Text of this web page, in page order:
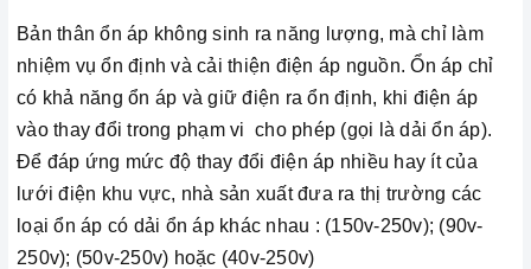
Bản thân ổn áp không sinh ra năng lượng, mà chỉ làm
nhiệm vụ ổn định và cải thiện điện áp nguồn. Ổn áp chỉ
có khả năng ổn áp và giữ điện ra ổn định, khi điện áp
vào thay đổi trong phạm vi cho phép (gọi là dải ổn áp).
Để đáp ứng mức độ thay đổi điện áp nhiều hay ít của
lưới điện khu vực, nhà sản xuất đưa ra thị trường các
loại ổn áp có dải ổn áp khác nhau : (150v-250v); (90v-
250v); (50v-250v) hoặc (40v-250v)